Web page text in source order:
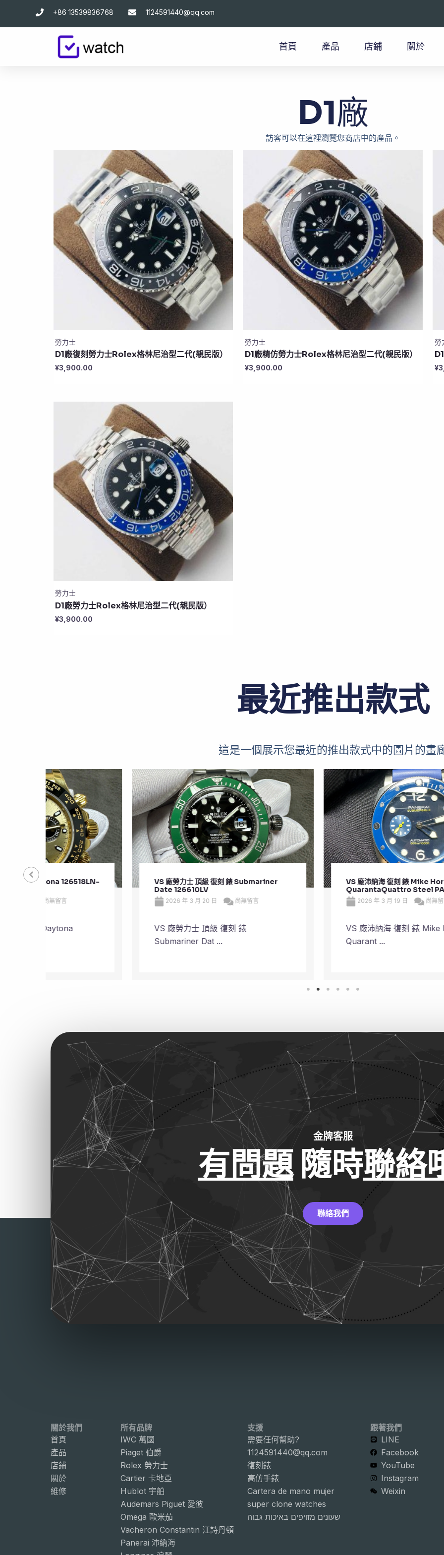
+86 13539836768 1124591440@qq.com
首頁 產品 店鋪 關於
D1廠
訪客可以在這裡瀏覽您商店中的產品。
勞力士
D1廠復刻勞力士Rolex格林尼治型二代(親民版）
¥3,900.00
勞力士
D1廠精仿勞力士Rolex格林尼治型二代(親民版）
¥3,900.00
勞
¥
勞力士
D1廠勞力士Rolex格林尼治型二代(親民版）
¥3,900.00
最近推出款式
這是一個展示您最近的推出款式中的圖片的畫
VS 廠勞力士 頂級 復刻 錶 Submariner
Date 126610LV
尚無留言
VS 廠勞力士 頂級 復刻 錶
VS 廠沛納海 復刻 錶 Mike Horn
QuarantaQuattro Steel PAM 01676
尚無留言
VS 廠沛納海 復刻 錶 Mike Horn
金牌客服
有問題隨時聯絡
聯絡我們
關於我們
首頁
產品
店鋪
關於
維修
所有品牌
IWC 萬國
Piaget 伯爵
Rolex 勞力士
Cartier 卡地亞
Hublot 宇舶
Audemars Piguet 愛彼
Omega 歐米茄
Vacheron Constantin 江詩丹頓
Panerai 沛納海
支援
需要任何幫助?
1124591440@qq.com
復刻錶
高仿手錶
Cartera de mano mujer
super clone watches
שעונים מזויפים באיכות גבוה
跟著我們
LINE
Facebook
YouTube
Instagram
Weixin